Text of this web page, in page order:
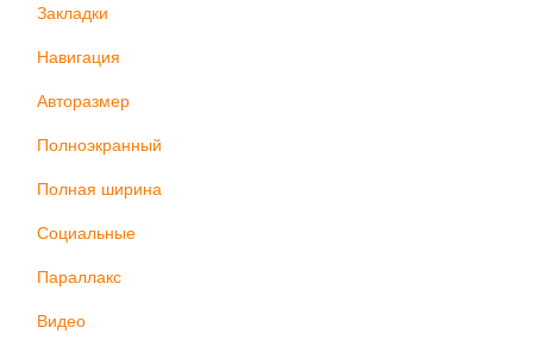
Закладки
Навигация
Авторазмер
Полноэкранный
Полная ширина
Социальные
Параллакс
Видео